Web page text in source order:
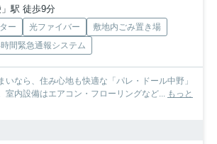
駅 徒歩9分
ー 光ファイバー
敷地内ごみ置き場
間緊急通報システム
いなら、住み心地も快適な「パレ・ドール中野」
室内設備はエアコン・フローリングなど... もっと